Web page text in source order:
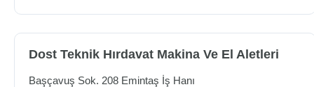
Dost Teknik Hırdavat Makina Ve El Aletleri
Başçavuş Sok. 208 Emintaş İş Hanı